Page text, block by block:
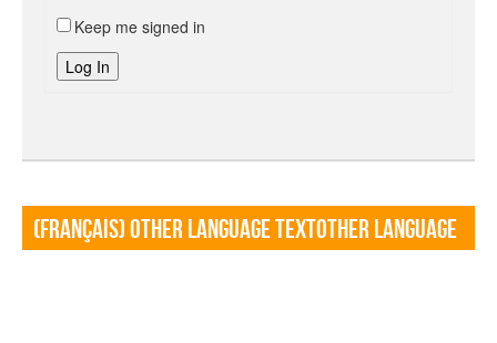
Keep me signed in
Log In
(Français) Other language TextOther language